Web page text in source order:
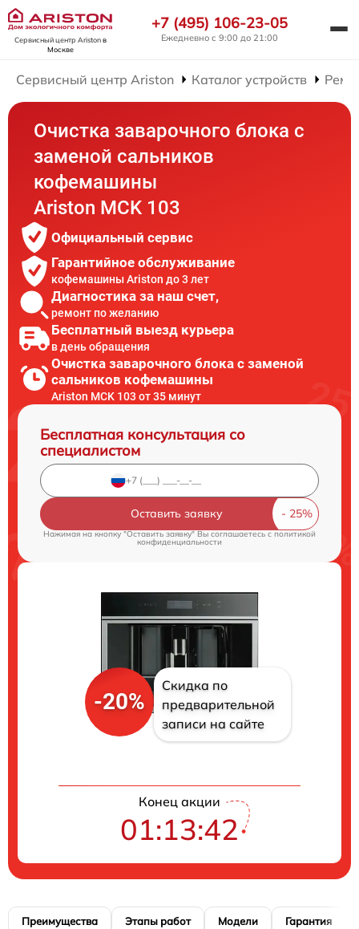
Сервисный центр Aristonв
Москве
+7 (495) 106-23-05
Ежедневно с 9:00 до 21:00
Сервисный центр Ariston Каталог устройств
Очистка заварочного блока с
заменой сальников
кофемашины
Ariston MCK 103
Официальный сервис
Гарантийное обслуживание
кофемашины Ariston до 3 лет
Диагностика за наш счет,
ремонт по желанию
Бесплатный выезд курьера
в день обращения
Очистка заварочного блока с заменой
сальников кофемашины
Ariston MCK 103 от 35 минут
Бесплатная консультация со
специалистом
Оставить заявку
Нажимая на кнопку "Оставить заявку" Вы соглашаетесь cполитикой
конфиденциальности
-20%
Скидка по
предварительной
записи на сайте
Конец акции
01:13:41
Преимущества Этапы работ Модели Гарантия